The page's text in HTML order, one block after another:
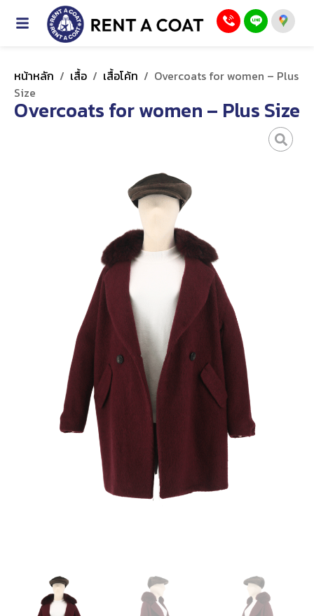
หน้าหลัก / เสื้อ / เสื้อโค้ท / Overcoats for women – Plus
Size
Overcoats for women – Plus Size